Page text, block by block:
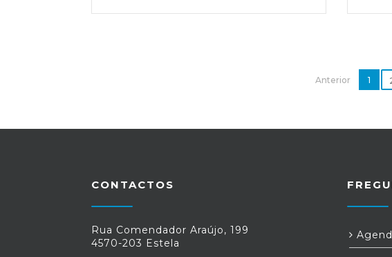
Anterior 1
CONTACTOS
Rua Comendador Araújo, 199
4570-203 Estela